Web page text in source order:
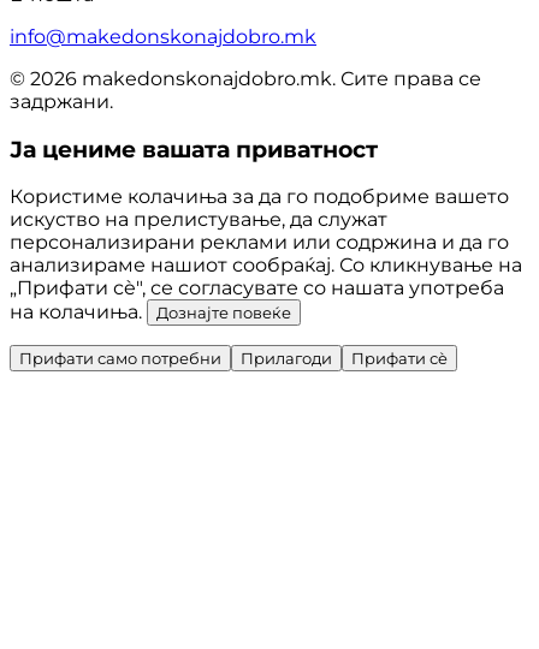
info@makedonskonajdobro.mk
© 2026 makedonskonajdobro.mk. Сите права се
задржани.
Ја цениме вашата приватност
Користиме колачиња за да го подобриме вашето
искуство на прелистување, да служат
персонализирани реклами или содржина и да го
анализираме нашиот сообраќај. Со кликнување на
„Прифати сè", се согласувате со нашата употреба
на колачиња.
Дознајте повеќе
Прифати само потребни Прилагоди Прифати сè